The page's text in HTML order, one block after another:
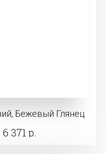
Бежевый Глянец
6 371 р.